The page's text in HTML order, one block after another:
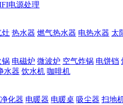
电源处理
灶 热水器 燃气热水器 电热水器 太
锅 电磁炉 微波炉 空气炸锅 电饼铛
水器 饮水机 咖啡机
化器 电暖器 电暖桌 吸尘器 扫地